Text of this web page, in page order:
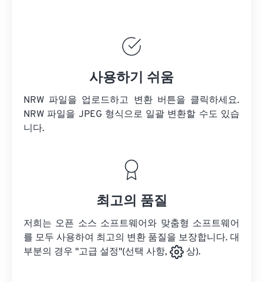
사용하기 쉬움
NRW 파일을 업로드하고 변환 버튼을 클릭하세요.
NRW 파일을 JPEG 형식으로 일괄 변환할 수도 있습
니다.
최고의 품질
저희는 오픈 소스 소프트웨어와 맞춤형 소프트웨어
를 모두 사용하여 최고의 변환 품질을 보장합니다. 대
부분의 경우 "고급 설정"(선택 사항,
상).